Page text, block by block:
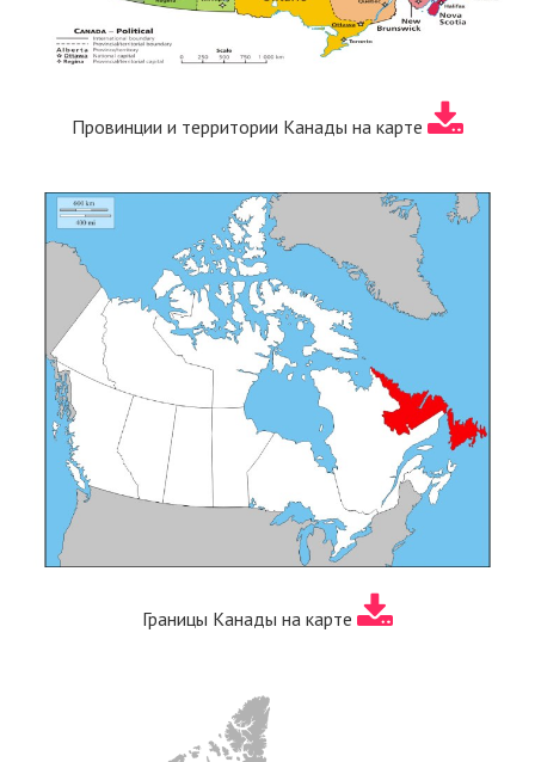
Провинции и территории Канады на карте
Границы Канады на карте